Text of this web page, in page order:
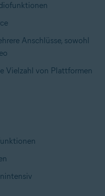
Anschlüsse, sowohl
Vielzahl von Plattformen